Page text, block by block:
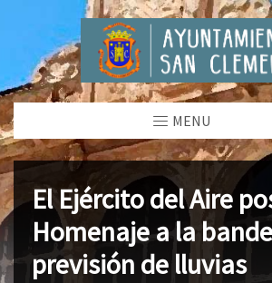
MENU
El Ejército del Aire
Homenaje a la
previsión de lluvias